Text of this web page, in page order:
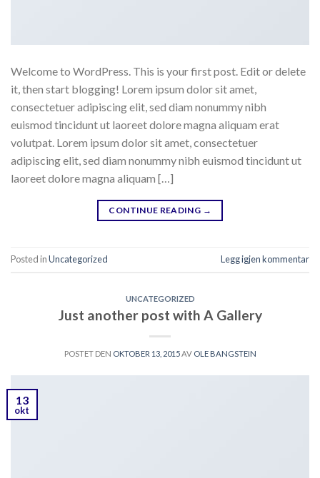
Welcome to WordPress. This is your first post. Edit or delete
it, then start blogging! Lorem ipsum dolor sit amet,
consectetuer adipiscing elit, sed diam nonummy nibh
euismod tincidunt ut laoreet dolore magna aliquam erat
volutpat. Lorem ipsum dolor sit amet, consectetuer
adipiscing elit, sed diam nonummy nibh euismod tincidunt ut
laoreet dolore magna aliquam […]
CONTINUE READING →
Posted inUncategorized Legg igjen kommentar
UNCATEGORIZED
Just another post with A Gallery
POSTET DEN OKTOBER 13, 2015AV OLE BANGSTEIN
13
okt